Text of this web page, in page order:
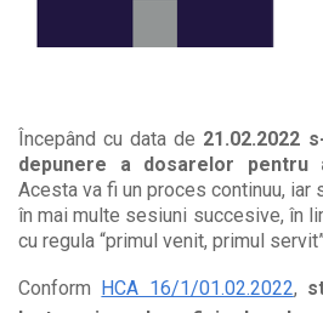
Începând cu data de 21.02.2022
depunere a dosarelor pentru
Acesta va fi un proces continuu,
în mai multe sesiuni succesive, în
cu regula “primul venit, primul servit”.
Conform HCA 16/1/01.02.2022,